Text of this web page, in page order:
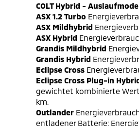
COLT Hybrid -
ASX 1.2 Turbo
ASX Mildhybrid
ASX Hybrid
Grandis Mildhybrid
Grandis Hybrid
Eclipse Cross
Eclipse Cross Plug-in
gewichtet kombinierte
km.
Outlander
entladener Batterie: